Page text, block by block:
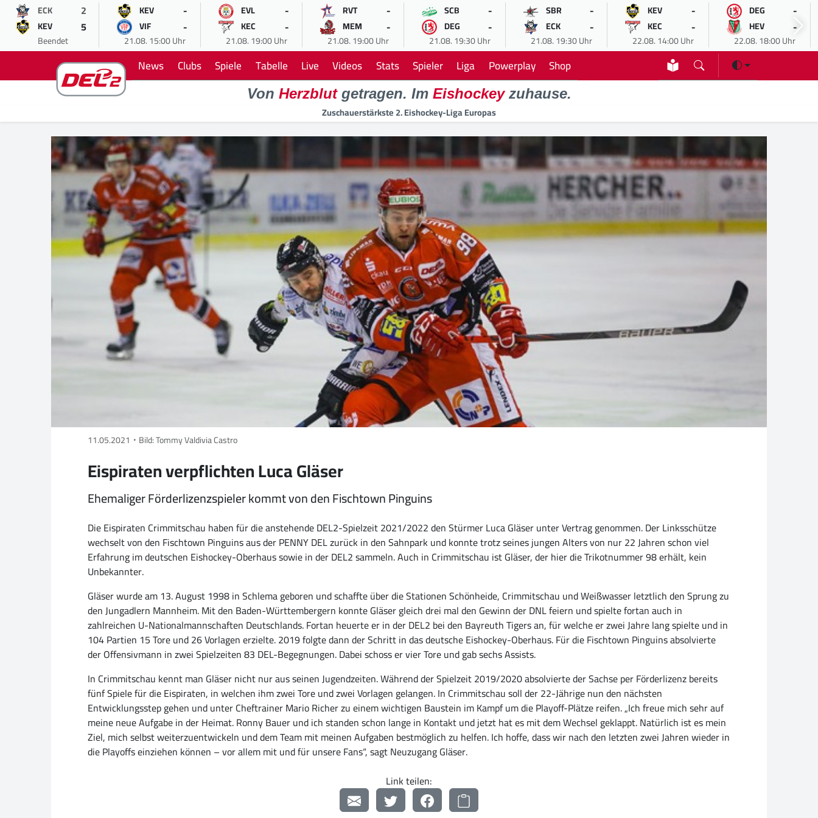
ECK 2
KEV 5
Beendet
KEV -
VIF -
21.08. 15:00 Uhr
EVL -
KEC -
21.08. 19:00 Uhr
RVT -
MEM -
21.08. 19:00 Uhr
SCB -
DEG -
21.08. 19:30 Uhr
SBR -
ECK -
21.08. 19:30 Uhr
KEV -
KEC -
22.08. 14:00 Uhr
DEG -
HEV -
22.08. 18:00 Uhr
News Clubs Spiele Tabelle Live Videos Stats Spieler Liga Powerplay Shop
Von Herzblutgetragen. Im Eishockeyzuhause.
Zuschauerstärkste 2. Eishockey-Liga Europas
11.05.2021 Bild: Tommy Valdivia Castro
Eispiraten verpflichten Luca Gläser
Ehemaliger Förderlizenzspieler kommt von den Fischtown Pinguins
Die Eispiraten Crimmitschau haben für die anstehende DEL2-Spielzeit 2021/2022 den Stürmer Luca Gläser unter Vertrag genommen. Der Linksschütze
wechselt von den Fischtown Pinguins aus der PENNY DEL zurück in den Sahnpark und konnte trotz seines jungen Alters von nur 22 Jahren schon viel
Erfahrung im deutschen Eishockey-Oberhaus sowie in der DEL2 sammeln. Auch in Crimmitschau ist Gläser, der hier die Trikotnummer 98 erhält, kein
Unbekannter.
Gläser wurde am 13. August 1998 in Schlema geboren und schaffte über die Stationen Schönheide, Crimmitschau und Weißwasser letztlich den Sprung zu
den Jungadlern Mannheim. Mit den Baden-Württembergern konnte Gläser gleich drei mal den Gewinn der DNL feiern und spielte fortan auch in
zahlreichen U-Nationalmannschaften Deutschlands. Fortan heuerte er in der DEL2 bei den Bayreuth Tigers an, für welche er zwei Jahre lang spielte und in
104 Partien 15 Tore und 26 Vorlagen erzielte. 2019 folgte dann der Schritt in das deutsche Eishockey-Oberhaus. Für die Fischtown Pinguins absolvierte
der Offensivmann in zwei Spielzeiten 83 DEL-Begegnungen. Dabei schoss er vier Tore und gab sechs Assists.
In Crimmitschau kennt man Gläser nicht nur aus seinen Jugendzeiten. Während der Spielzeit 2019/2020 absolvierte der Sachse per Förderlizenz bereits
fünf Spiele für die Eispiraten, in welchen ihm zwei Tore und zwei Vorlagen gelangen. In Crimmitschau soll der 22-Jährige nun den nächsten
Entwicklungsstep gehen und unter Cheftrainer Mario Richer zu einem wichtigen Baustein im Kampf um die Playoff-Plätze reifen. „Ich freue mich sehr auf
meine neue Aufgabe in der Heimat. Ronny Bauer und ich standen schon lange in Kontakt und jetzt hat es mit dem Wechsel geklappt. Natürlich ist es mein
Ziel, mich selbst weiterzuentwickeln und dem Team mit meinen Aufgaben bestmöglich zu helfen. Ich hoffe, dass wir nach den letzten zwei Jahren wieder in
die Playoffs einziehen können – vor allem mit und für unsere Fans“, sagt Neuzugang Gläser.
Link teilen: